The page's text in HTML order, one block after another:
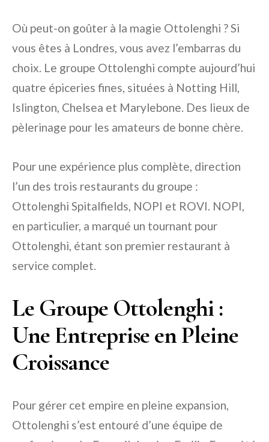
Où peut-on goûter à la magie Ottolenghi ? Si
vous êtes à Londres, vous avez l’embarras du
choix. Le groupe Ottolenghi compte aujourd’hui
quatre épiceries fines, situées à Notting Hill,
Islington, Chelsea et Marylebone. Des lieux de
pèlerinage pour les amateurs de bonne chère.
Pour une expérience plus complète, direction
l’un des trois restaurants du groupe :
Ottolenghi Spitalfields, NOPI et ROVI. NOPI,
en particulier, a marqué un tournant pour
Ottolenghi, étant son premier restaurant à
service complet.
Le Groupe Ottolenghi :
Une Entreprise en Pleine
Croissance
Pour gérer cet empire en pleine expansion,
Ottolenghi s’est entouré d’une équipe de